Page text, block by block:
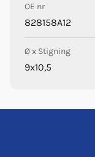
OE nr
828158A12
Ø x Stigning
9x10,5